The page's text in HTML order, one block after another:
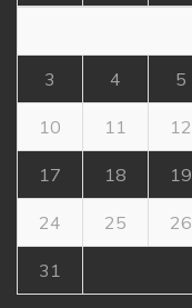
3 4 5
10 11 12
17 18 19
24 25 26
31